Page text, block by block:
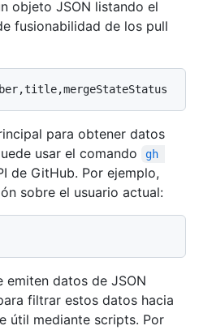
objeto JSON listando el
fusionabilidad de los pull
para obtener datos
usar el comando
gh
de GitHub. Por ejemplo,
sobre el usuario actual:
emiten datos de JSON
filtrar estos datos hacia
útil mediante scripts. Por